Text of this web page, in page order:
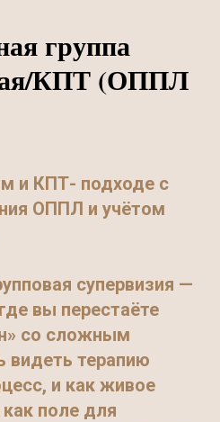
группа
КПТ (ОППЛ
и КПТ- подходе с
ОППЛ и учётом
супервизия —
вы перестаёте
со сложным
видеть терапию
и как живое
поле для